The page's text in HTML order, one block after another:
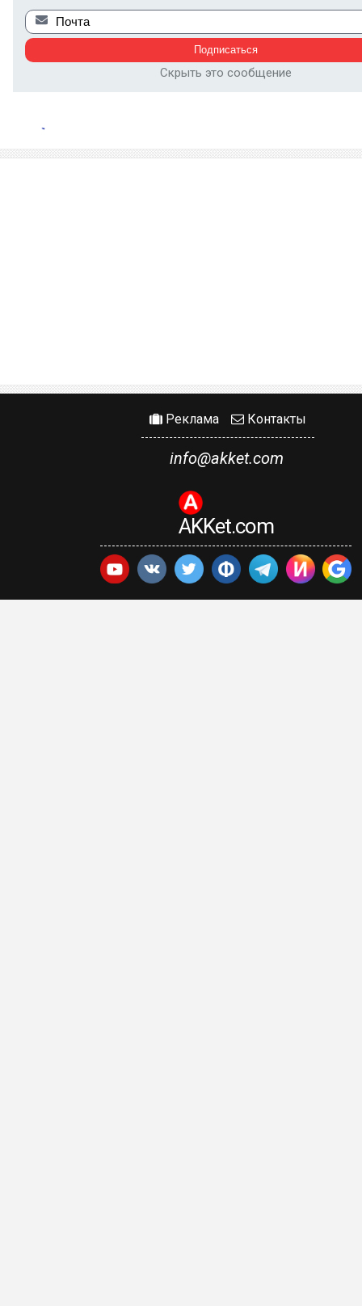
Скрыть это сообщение
Реклама Контакты
info@akket.com
AKKet.com